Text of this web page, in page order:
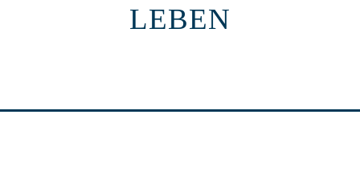
LEBEN